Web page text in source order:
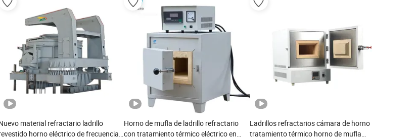
material refractario ladrillo
horno eléctrico de frecuencia
Horno de mufla de ladrillo refractario
con tratamiento térmico eléctrico en
Ladrillos refractarios cámara de horno
tratamiento térmico horno de mufla